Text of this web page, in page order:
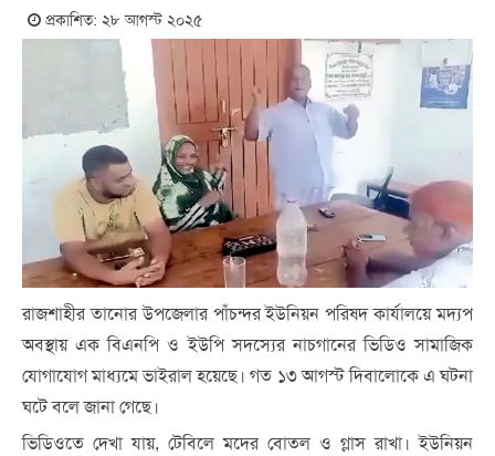
প্রকাশিত: ২৮ আগস্ট ২০২৫
রাজশাহীর তানোর উপজেলার পাঁচন্দর ইউনিয়ন পরিষদ কার্যালয়ে মদ্যপ
অবস্থায় এক বিএনপি ও ইউপি সদস্যের নাচগানের ভিডিও সামাজিক
যোগাযোগ মাধ্যমে ভাইরাল হয়েছে। গত ১৩ আগস্ট দিবালোকে এ ঘটনা
ঘটে বলে জানা গেছে।
ভিডিওতে দেখা যায়, টেবিলে মদের বোতল ও গ্লাস রাখা। ইউনিয়ন